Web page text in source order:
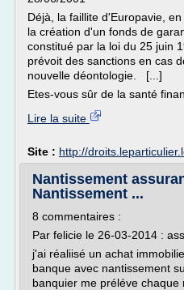
Déjà, la faillite d'Europavie,
la création d'un fonds de
constitué par la loi du 25 juin
prévoit des sanctions en cas
nouvelle déontologie. [...]
Etes-vous sûr de la santé
Lire la suite
Site : http://
Nantissement
Nantissement ...
8 commentaires :
Par felicie le 26-03-2014 :
j'ai réaliisé un achat
banque avec nantissement
banquier me préléve